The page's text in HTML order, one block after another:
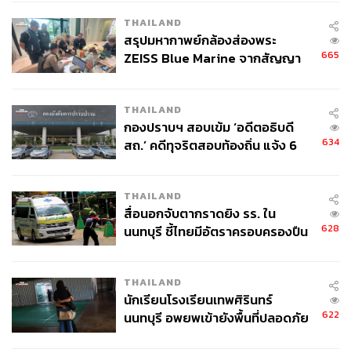
THAILAND
สรุปมหากาพย์กล้องส่องพระ
ZEISS Blue Marine จากสัญญา
จ่ายหนี้-แอบระบุแบรนด์
665
THAILAND
กองปราบฯ สอบเข้ม ‘อดีตอธิบดี
สถ.’ คดีทุจริตสอบท้องถิ่น แจ้ง 6
634
THAILAND
สื่อนอกจับตากราดยิง รร. ใน
นนทบุรี ชี้ไทยมีอัตราครอบครองปืน
628
THAILAND
นักเรียนโรงเรียนเทพศิรินทร์
นนทบุรี อพยพเข้ายังพื้นที่ปลอดภัย
622